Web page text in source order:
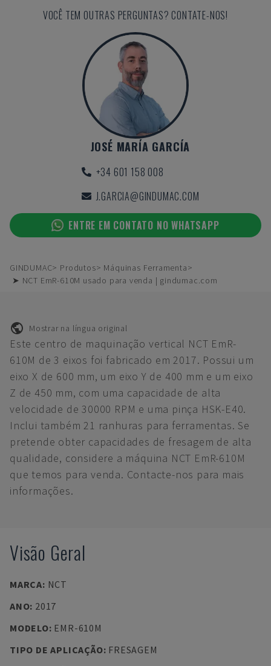
VOCÊ TEM OUTRAS PERGUNTAS? CONTATE-NOS!
JOSÉ MARÍA GARCÍA
+34 601 158 008
J.GARCIA@GINDUMAC.COM
ENTRE EM CONTATO NO WHATSAPP
GINDUMAC Produtos
Máquinas Ferramenta
➤ NCT EmR-610M usado para venda | gindumac.com
Mostrar na língua original
Este centro de maquinação vertical NCT EmR-
610M de 3 eixos foi fabricado em 2017. Possui um
eixo X de 600 mm, um eixo Y de 400 mm e um eixo
Z de 450 mm, com uma capacidade de alta
velocidade de 30000 RPM e uma pinça HSK-E40.
Inclui também 21 ranhuras para ferramentas. Se
pretende obter capacidades de fresagem de alta
qualidade, considere a máquina NCT EmR-610M
que temos para venda. Contacte-nos para mais
informações.
Visão Geral
MARCA: NCT
ANO: 2017
MODELO: EMR-610M
TIPO DE APLICAÇÃO: FRESAGEM